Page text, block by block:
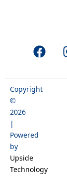
F
a
e
b
Copyright
©
2026
|
Powered
by
Upside
Technology